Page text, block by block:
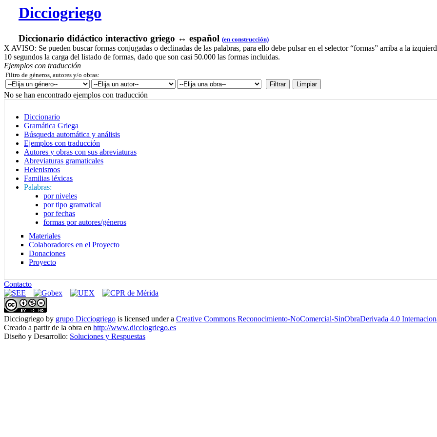
Dicciogriego
Diccionario didáctico interactivo griego ↔ español (en construcción)
X AVISO: Se pueden buscar formas conjugadas o declinadas de las palabras, para ello debe pulsar en el selector “formas” arriba a la
10 segundos la carga del listado de formas, dado que son casi 50.000 las formas incluidas.
Ejemplos con traducción
Filtro de géneros, autores y/o obras:
No se han encontrado ejemplos con traducción
Diccionario
Gramática Griega
Búsqueda automática y análisis
Ejemplos con traducción
Autores y obras con sus abreviaturas
Abreviaturas gramaticales
Helenismos
Familias léxicas
Palabras:
por niveles
por tipo gramatical
por fechas
formas por autores/géneros
Materiales
Colaboradores en el Proyecto
Donaciones
Proyecto
Contacto
Dicciogriego by grupo Dicciogriego is licensed under a Creative Commons Reconocimiento-NoComercial-SinObraDerivada 4.0
Creado a partir de la obra en http://www.dicciogriego.es
Diseño y Desarrollo: Soluciones y Respuestas